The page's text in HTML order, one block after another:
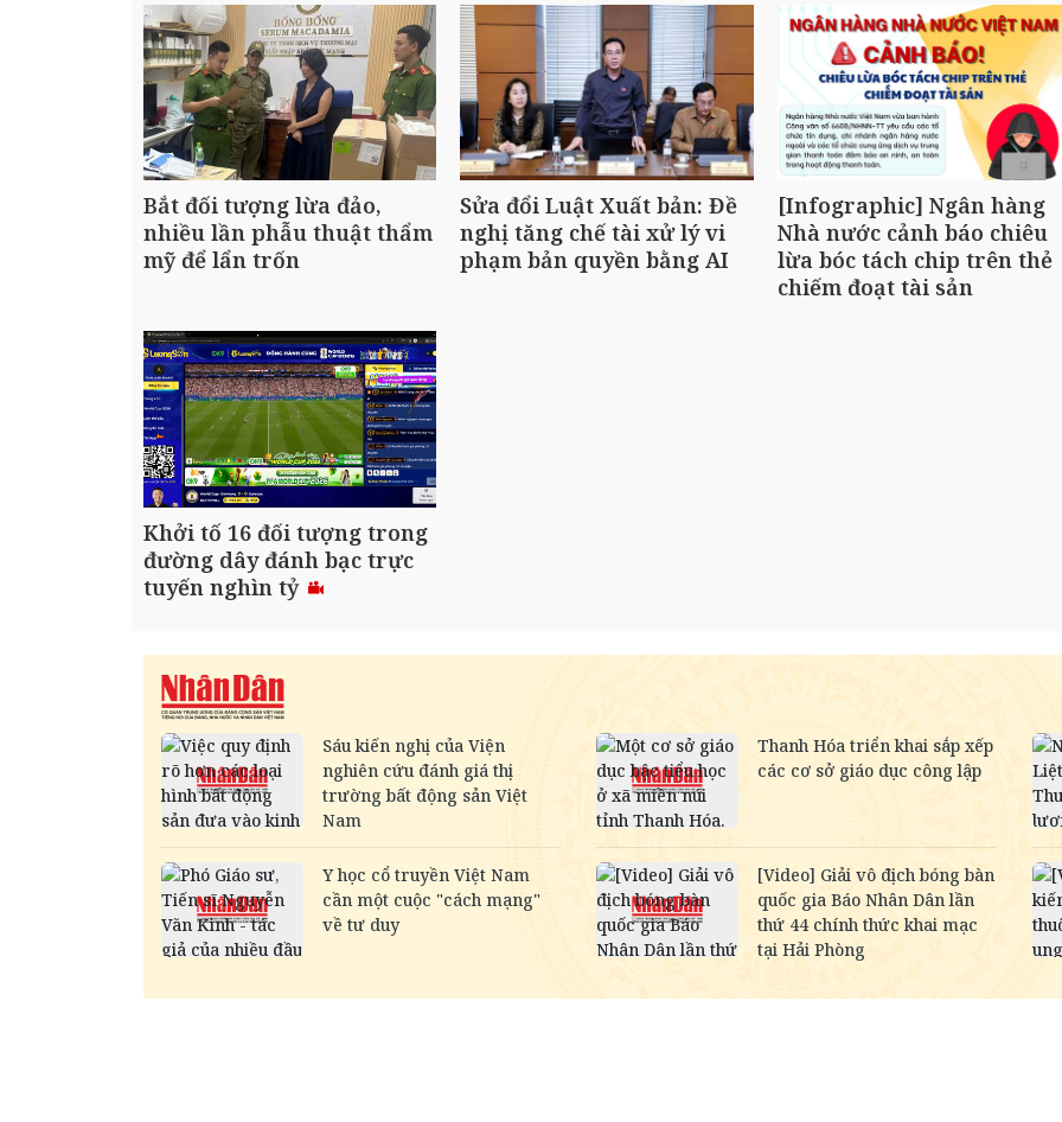
Bắt đối tượng lừa đảo,
nhiều lần phẫu thuật thẩm
mỹ để lẩn trốn
Sửa đổi Luật Xuất bản: Đề
nghị tăng chế tài xử lý vi
phạm bản quyền bằng AI
[Infographic] Ngân hàng
Nhà nước cảnh báo chiêu
lừa bóc tách chip trên thẻ
chiếm đoạt tài sản
Khởi tố 16 đối tượng trong
đường dây đánh bạc trực
tuyến nghìn tỷ